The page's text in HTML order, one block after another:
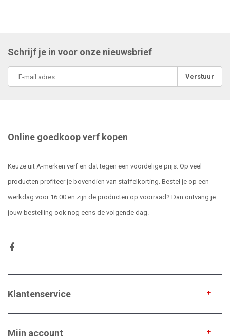
Schrijf je in voor onze nieuwsbrief
Verstuur
Online goedkoop verf kopen
Keuze uit A-merken verf en dat tegen een voordelige prijs. Op veel
producten profiteer je bovendien van staffelkorting. Bestel je op een
werkdag voor 16:00 en zijn de producten op voorraad? Dan ontvang je
jouw bestelling ook nog eens de volgende dag.
Klantenservice
Mijn account